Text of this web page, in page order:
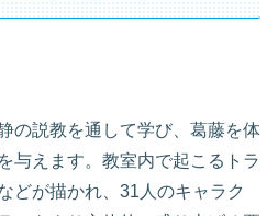
の説教を通して学び、葛藤を体
与えます。教室内で起こるトラ
どが描かれ、31人のキャラク